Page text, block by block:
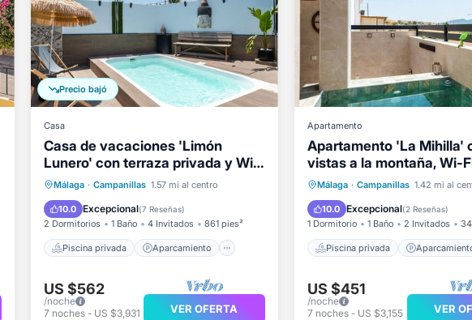
Precio bajó
Casa
Casa de vacaciones 'Limón
Lunero' con terraza privada y Wi-
FiMálaga · Campanillas 1.57 mi al centro
10.0 Excepcional(7 Reseñas)
2 Dormitorios 1 Baño 4 Invitados 861 pies²
Piscina privada Aparcamiento
Piscina privada
Aparcamiento
Piscina
Cocina
US $562
/noche
7 noches- US $3,931 VER OFERTA
Apartamento
Apartamento 'La Mihilla'
vistas a la montaña, Wi-
acondicionado
Málaga · Campanillas 1.42 mi al
10.0 Excepcional(2 Reseñas)
1 Dormitorio 1 Baño 2 Invitados
Piscina privada
Piscina privada
Piscina
Balcón/Terraza
US $451
/noche
7 noches- US $3,155 VER